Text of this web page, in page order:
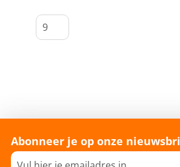
Abonneer je op onze